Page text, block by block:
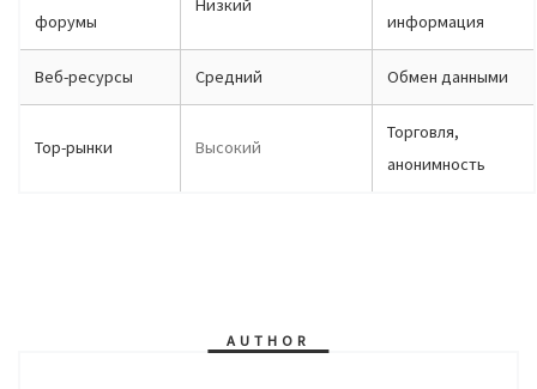
форумы
Низкий
информация
Веб-ресурсы Средний Обмен данными
Тор-рынки Высокий
Торговля,
анонимность
AUTHOR